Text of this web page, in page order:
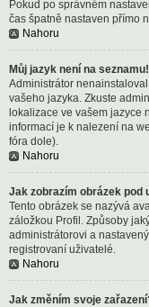
Pokud po správném
čas špatně nastaven přímo
Nahoru
Můj jazyk není na seznamu!
Administrátor
vašeho jazyka. Zkuste
lokalizace ve vašem jazyce
informací je k nalezení na
fóra dole).
Nahoru
Jak zobrazím obrázek pod
Tento obrázek se nazývá
záložkou Profil. Způsoby
administrátorovi a
registrovaní uživatelé.
Nahoru
Jak změním svoje